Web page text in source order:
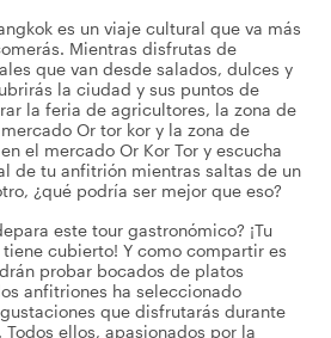
es un viaje cultural que va más
Mientras disfrutas de
que van desde salados, dulces y
la ciudad y sus puntos de
la feria de agricultores, la zona de
Or tor kor y la zona de
el mercado Or Kor Tor y escucha
de tu anfitrión mientras saltas de un
¿qué podría ser mejor que eso?
este tour gastronómico? ¡Tu
cubierto! Y como compartir es
probar bocados de platos
anfitriones ha seleccionado
que disfrutarás durante
ellos, apasionados por la